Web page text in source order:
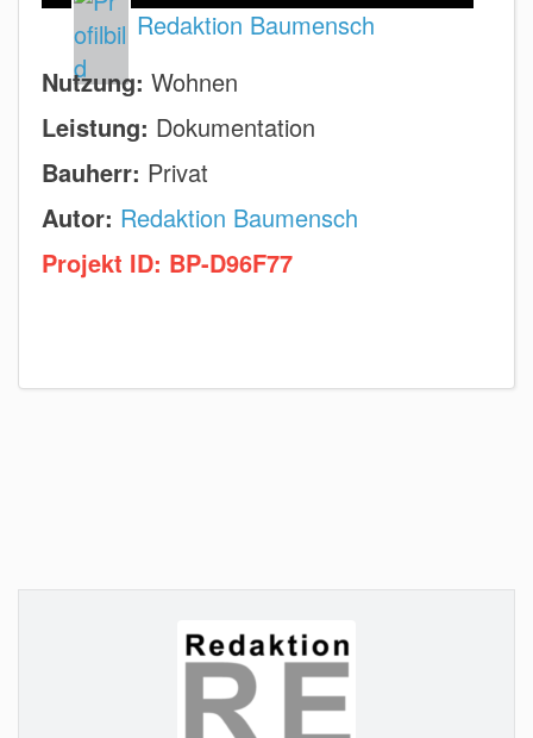
Redaktion Baumensch
Nutzung: Wohnen
Leistung: Dokumentation
Bauherr: Privat
Autor: Redaktion Baumensch
Projekt ID: BP-D96F77